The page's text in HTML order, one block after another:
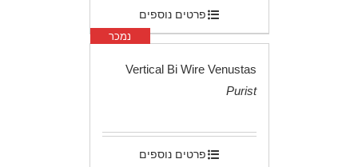
פרטים נוספים
נמכר
Vertical Bi Wire Venustas
Purist
פרטים נוספים